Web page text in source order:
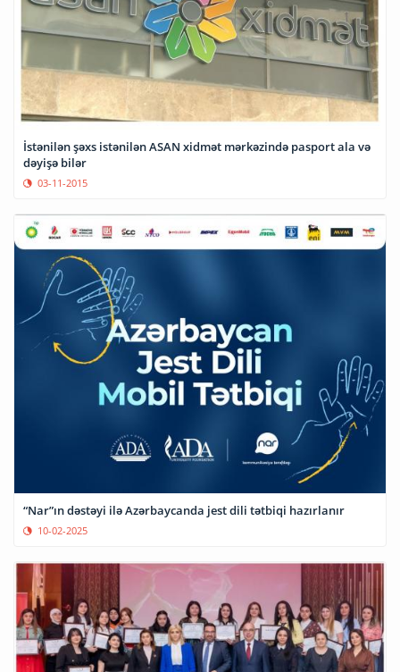
İstənilən şəxs istənilən ASAN xidmət mərkəzində pasport ala və
dəyişə bilər
03-11-2015
“Nar”ın dəstəyi ilə Azərbaycanda jest dili tətbiqi hazırlanır
10-02-2025